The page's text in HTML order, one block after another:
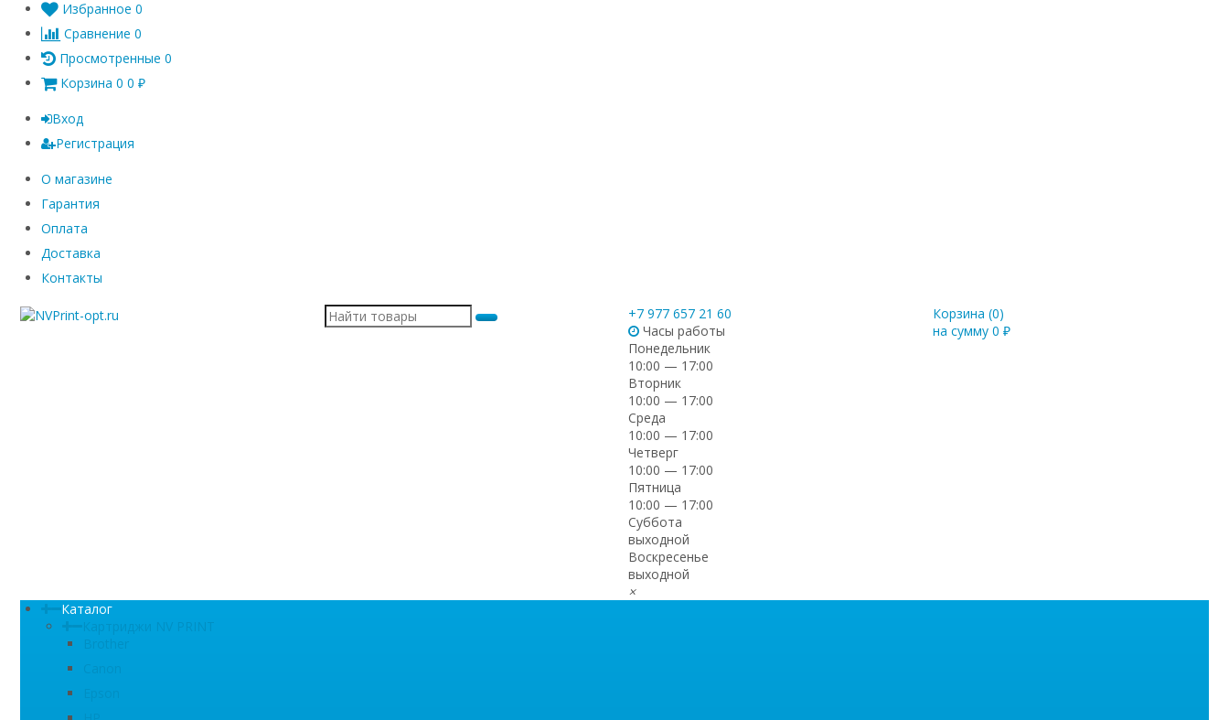
Избранное 0
Сравнение 0
Просмотренные 0
Корзина 0 0 ₽
Вход
Регистрация
О магазине
Гарантия
Оплата
Доставка
Контакты
+7 977 657 21 60
Часы работы
Понедельник
10:00 — 17:00
Вторник
10:00 — 17:00
Среда
10:00 — 17:00
Четверг
10:00 — 17:00
Пятница
10:00 — 17:00
Суббота
выходной
Воскресенье
выходной
×
Корзина (0)
на сумму 0 ₽
Каталог
Картриджи NV PRINT